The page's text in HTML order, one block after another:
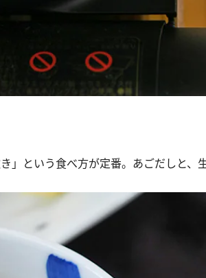
」という食べ方が定番。あごだしと、